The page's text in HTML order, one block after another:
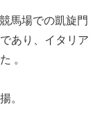
馬場での凱旋門
あり、イタリア
。
。